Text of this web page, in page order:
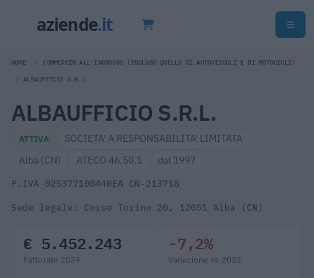
HOME COMMERCIO ALL'INGROSSO (ESCLUSO QUELLO DI AUTOVEICOLI E DI MOTOCICLI)
ALBAUFFICIO S.R.L.
ALBAUFFICIO S.R.L.
ATTIVA
SOCIETA' A RESPONSABILITA' LIMITATA
Alba (CN)
ATECO 46.50.1 dal 1997
P.IVA 02537710044REA CN-213718
Sede legale: Corso Torino 20, 12051 Alba (CN)
€ 5.452.243
Fatturato 2024
-7,2%
Variazione vs 2022